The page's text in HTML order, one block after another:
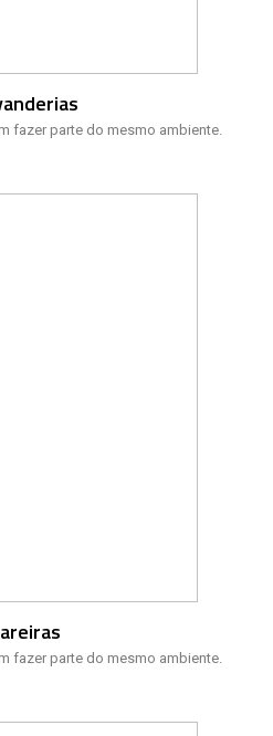
fazer parte do mesmo ambiente.
fazer parte do mesmo ambiente.